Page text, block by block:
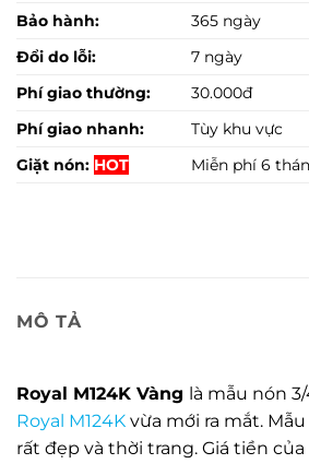
Bảo hành:
365 ngày
Đổi do lỗi:
7 ngày
Phí giao thường:
30.000đ
Phí giao nhanh:
Tùy khu vực
Giặt nón: HOT Miễn phí 6
MÔ TẢ
Royal M124K Vàng là mẫu nón
Royal M124K vừa mới ra mắt.
rất đẹp và thời trang. Giá tiền